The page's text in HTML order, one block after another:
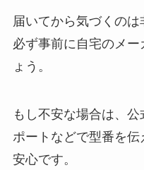
届いてから気づくのは
必ず事前に自宅のメ
ょう。
もし不安な場合は、
ポートなどで型番を
安心です。